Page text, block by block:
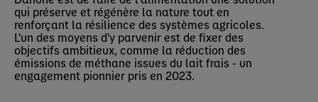
qui préserve et régénère la nature tout en
renforçant la résilience des systèmes agricoles.
L'un des moyens d'y parvenir est de fixer des
objectifs ambitieux, comme la réduction des
émissions de méthane issues du lait frais - un
engagement pionnier pris en 2023.